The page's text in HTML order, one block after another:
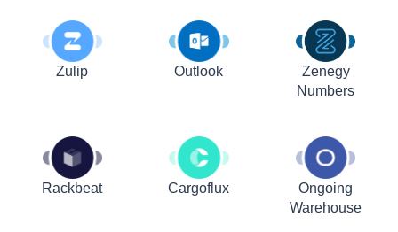
Zulip Outlook
Zenegy
Numbers
Rackbeat Cargoflux
Ongoing
Warehouse